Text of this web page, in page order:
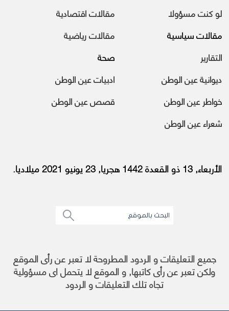
لو كنت مسؤولا
مقالات اقتصادية
مقالات سياسية
مقالات رياضية
التقارير
صحة
ديوانية عين الوطن
ادبيات عين الوطن
خواطر عين الوطن
قصص عين الوطن
شعراء عين الوطن
الأربعاء, 13 ذو القعدة 1442 هجريا, 23 يونيو 2021 ميلاديا.
جميع التعليقات و الردود المطروحة لا تعبر عن رأى الموقع
ولكن تعبر عن رأى كاتبها, و الموقع لا يتحمل اى مسؤولية
تجاه تلك التعليقات و الردود